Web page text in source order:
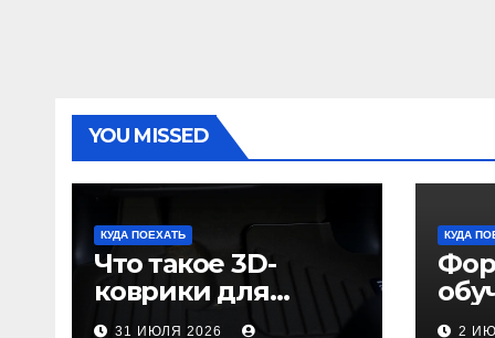
YOU MISSED
КУДА ПОЕХАТЬ
Что такое 3D-
коврики для
автомобиля и
31 ИЮЛЯ 2026
КУДА
2